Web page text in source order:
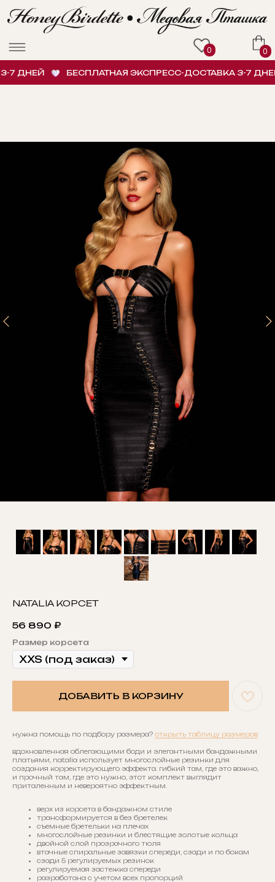
ДНЕЙ БЕСПЛАТНАЯ ЭКСПРЕСС-ДОСТАВКА 3-7 ДНЕЙ
NATALIA КОРСЕТ
56 890 ₽
Размер корсета
ДОБАВИТЬ В КОРЗИНУ
нужна помощь по подбору размера? открыть таблицу размеров
вдохновленная облегающими боди и элегантными бандажными
платьями, natalia использует многослойные резинки для
создания корректирующего эффекта. гибкий там, где это важно,
и прочный там, где это нужно, этот комплект выглядит
приталенным и невероятно эффектным.
верх из корсета в бандажном стиле
трансформируется в без бретелек
съемные бретельки на плечах
многослойные резинки и блестящие золотые кольца
двойной слой прозрачного тюля
втачные спиральные завязки спереди, сзади и по бокам
сзади 5 регулируемых резинок
регулируемая застежка спереди
разработана с учетом всех пропорций